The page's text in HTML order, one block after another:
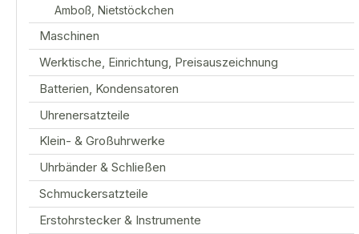
Amboß, Nietstöckchen
Maschinen
Werktische, Einrichtung, Preisauszeichnung
Batterien, Kondensatoren
Uhrenersatzteile
Klein- & Großuhrwerke
Uhrbänder & Schließen
Schmuckersatzteile
Erstohrstecker & Instrumente